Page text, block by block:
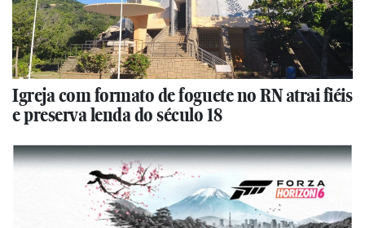
Igreja com formato de foguete no RN atrai fiéis
e preserva lenda do século 18